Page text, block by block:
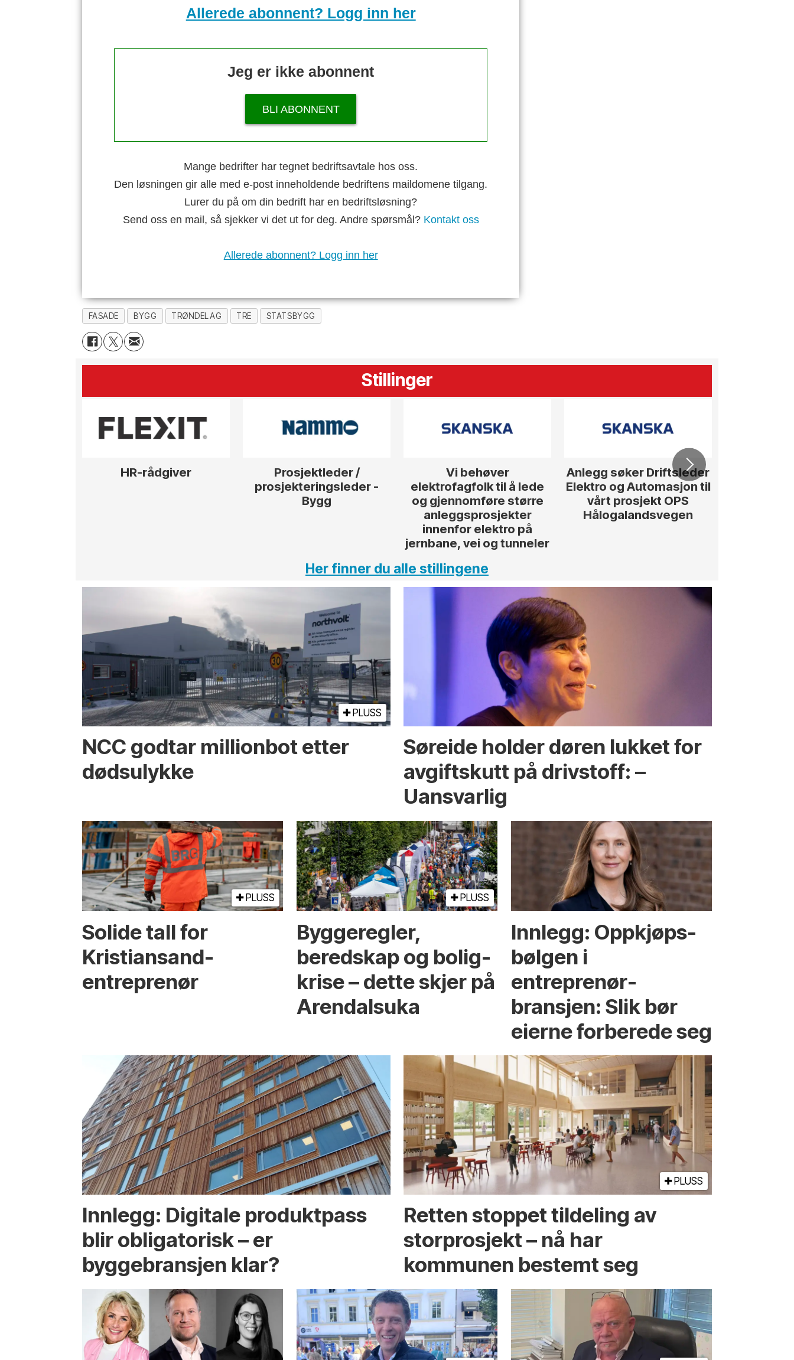
Allerede abonnent? Logg inn her
Jeg er ikke abonnent
BLI ABONNENT
Mange bedrifter har tegnet bedriftsavtale hos oss.
Den løsningen gir alle med e-post inneholdende bedriftens maildomene tilgang.
Lurer du på om din bedrift har en bedriftsløsning?
Send oss en mail, så sjekker vi det ut for deg. Andre spørsmål? Kontakt oss
Allerede abonnent? Logg inn her
FASADE BYGG TRØNDELAG TRE STATSBYGG
Stillinger
HR-rådgiver
Prosjektleder /
prosjekteringsleder -
Bygg
Vi behøver
elektrofagfolk til å lede
og gjennomføre større
anleggsprosjekter
innenfor elektro på
jernbane, vei og tunneler
Anlegg søker Driftsleder
Elektro og Automasjon til
vårt prosjekt OPS
Hålogalandsvegen
Her finner du alle stillingene
PLUSS
NCC godtar millionbot etter
dødsulykke
Søreide holder døren lukket for
avgiftskutt på drivstoff: –
Uansvarlig
PLUSS
Solide tall for
Kristiansand-
entreprenør
PLUSS
Bygge­regler,
beredskap og bolig­
krise – dette skjer på
Arendals­uka
Innlegg: Oppkjøps­
bølgen i
entreprenør­
bransjen: Slik bør
eierne forberede seg
Innlegg: Digitale produktpass
blir obligatorisk – er
byggebransjen klar?
PLUSS
Retten stoppet tildeling av
storprosjekt – nå har
kommunen bestemt seg